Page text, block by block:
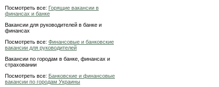
Посмотреть все: Горящие вакансии в
финансах и банке
Вакансии для руководителей в банке и
финансах
Посмотреть все: Финансовые и банковские
вакансии для руководителей
Вакансии по городам в банке, финансах и
страховании
Посмотреть все: Банковские и финансовые
вакансии по городам Украины